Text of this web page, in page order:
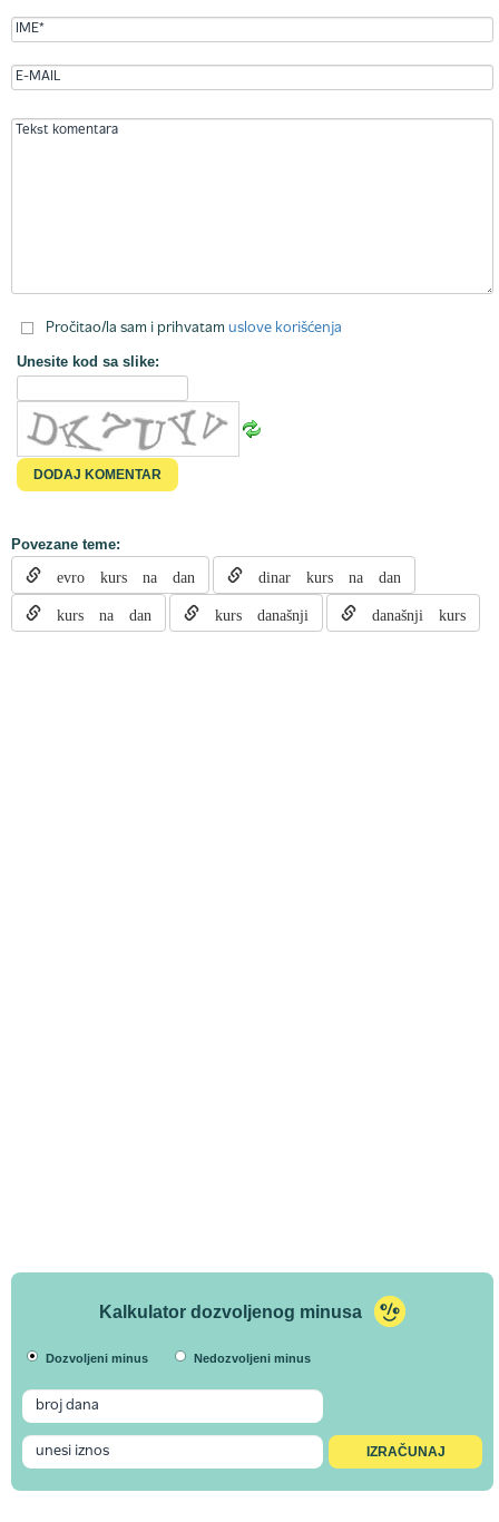
Pročitao/la sam i prihvatam uslove korišćenja
Unesite kod sa slike:
Povezane teme:
evro kurs na dan dinar kurs na dan
kurs na dan kurs današnji današnji kurs
Kalkulator dozvoljenog minusa
Dozvoljeni minus Nedozvoljeni minus